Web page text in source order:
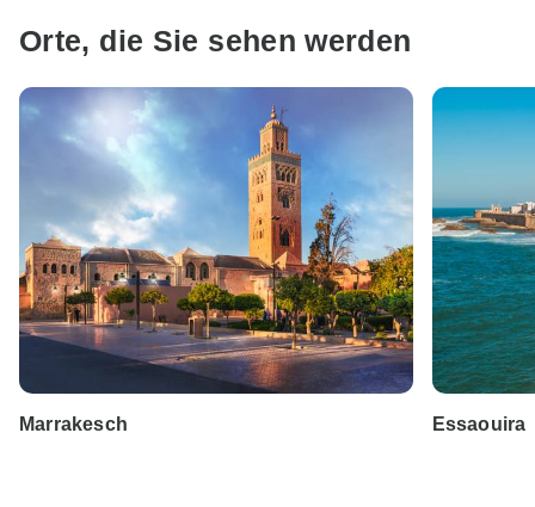
Orte, die Sie sehen werden
Marrakesch Essaouira